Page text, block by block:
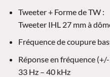
Tweeter + Forme de TW :
Tweeter IHL 27 mm à
Fréquence de coupure
Réponse en fréquence
33 Hz – 40 kHz